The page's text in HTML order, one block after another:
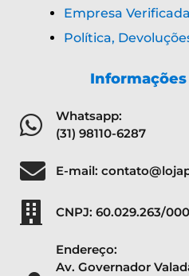
Empresa
Política,
Whatsapp:
(31) 98110-6287
E-mail:
CNPJ: 60.029.263/
Endereço:
Av. Governador